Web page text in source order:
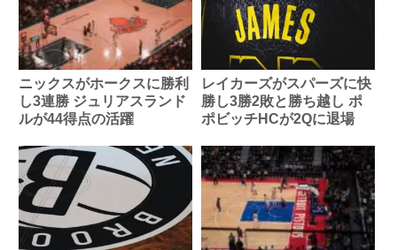
ニックスがホークスに勝利
し3連勝 ジュリアスランド
ルが44得点の活躍
レイカーズがスパーズに快
勝し3勝2敗と勝ち越し ポ
ポビッチHCが2Qに退場